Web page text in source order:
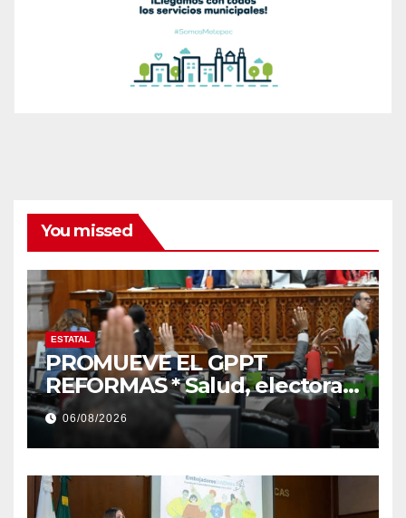
You missed
ESTATAL
PROMUEVE EL GPPT
REFORMAS * Salud, electoral
y justicia, de las principales
06/08/2026